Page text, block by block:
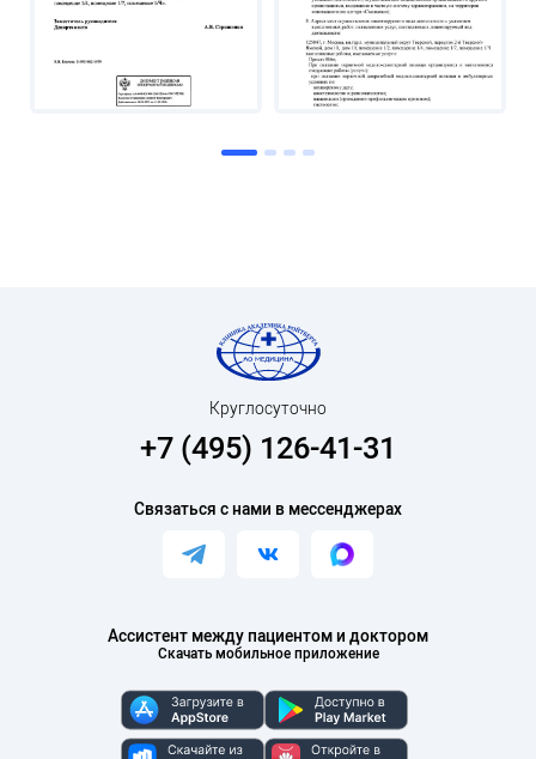
Ассистент между пациентом и доктором
Скачать мобильное приложение
Круглосуточно
+7 (495) 126-41-31
Связаться с нами в мессенджерах